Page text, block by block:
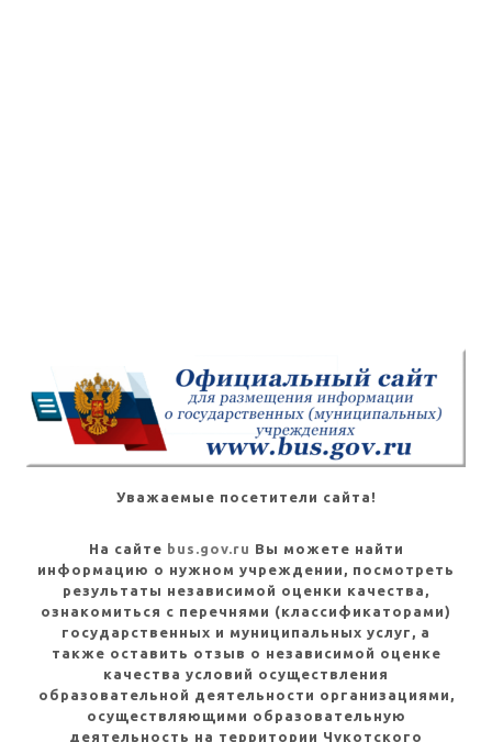
Уважаемые посетители сайта!
На сайте bus.gov.ru Вы можете найти
информацию о нужном учреждении, посмотреть
результаты независимой оценки качества,
ознакомиться с перечнями (классификаторами)
государственных и муниципальных услуг, а
также оставить отзыв о независимой оценке
качества условий осуществления
образовательной деятельности организациями,
осуществляющими образовательную
деятельность на территории Чукотского